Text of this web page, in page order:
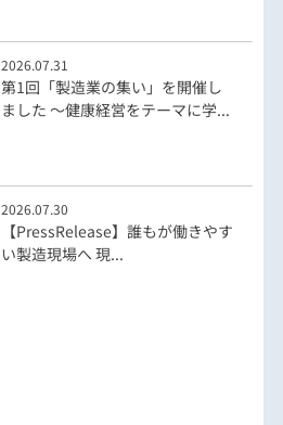
2026.07.31
第1回「製造業の集い」を開催し
ました ～健康経営をテーマに学...
2026.07.30
【PressRelease】誰もが働きやす
い製造現場へ 現...